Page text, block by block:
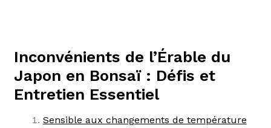
Inconvénients de l’Érable du
Japon en Bonsaï : Défis et
Entretien Essentiel
Sensible aux changements de température